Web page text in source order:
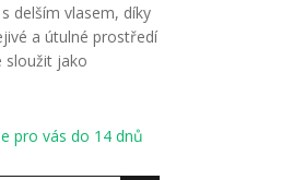
delším vlasem, díky
a útulné prostředí
sloužit jako
pro vás do 14 dnů